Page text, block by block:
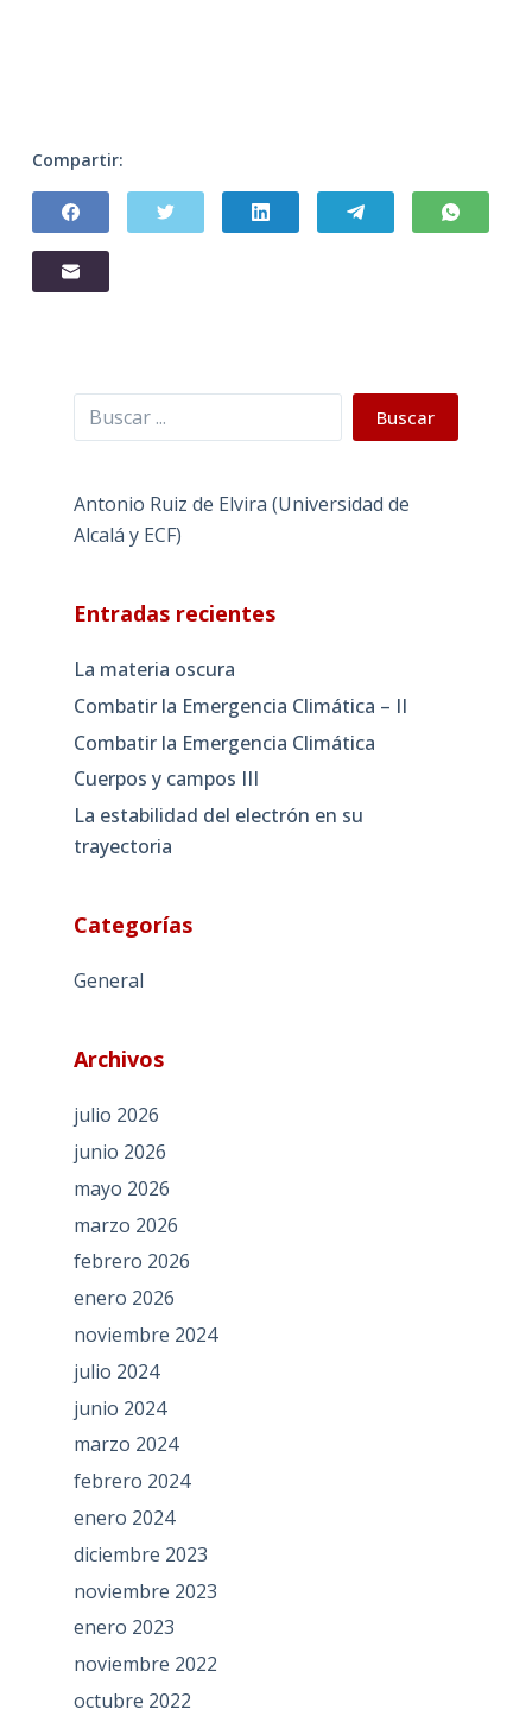
Compartir:
Buscar Buscar
Antonio Ruiz de Elvira (Universidad de
Alcalá y ECF)
Entradas recientes
La materia oscura
Combatir la Emergencia Climática – II
Combatir la Emergencia Climática
Cuerpos y campos III
La estabilidad del electrón en su
trayectoria
Categorías
General
Archivos
julio 2026
junio 2026
mayo 2026
marzo 2026
febrero 2026
enero 2026
noviembre 2024
julio 2024
junio 2024
marzo 2024
febrero 2024
enero 2024
diciembre 2023
noviembre 2023
enero 2023
noviembre 2022
octubre 2022